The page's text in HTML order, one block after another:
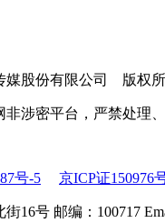
媒股份有限公司 版权
非涉密平台，严禁处理
号-5 京ICP证150976
16号 邮编：100717